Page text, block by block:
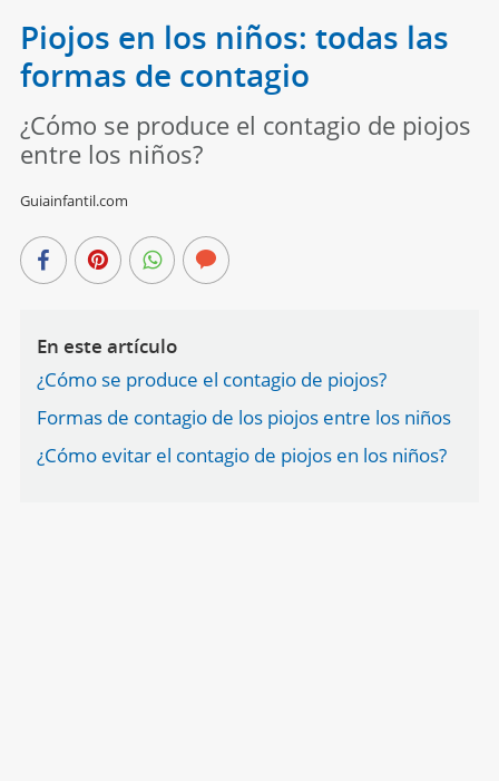
Piojos en los niños: todas las
formas de contagio
¿Cómo se produce el contagio de piojos
entre los niños?
Guiainfantil.com
En este artículo
¿Cómo se produce el contagio de piojos?
Formas de contagio de los piojos entre los niños
¿Cómo evitar el contagio de piojos en los niños?